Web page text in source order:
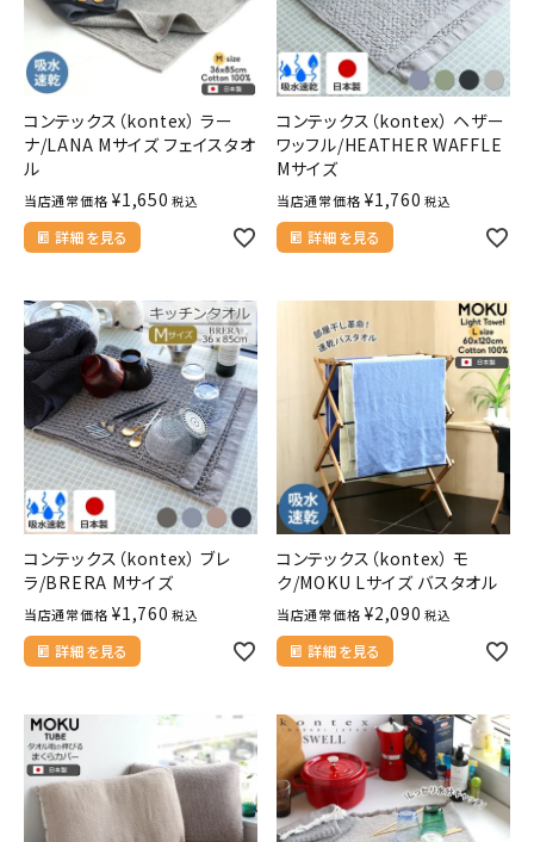
コンテックス（kontex） ラー
ナ/LANA Mサイズ フェイスタオ
ル
当店通常価格 ¥1,650 税込
詳細を見る
コンテックス（kontex） ヘザー
ワッフル/HEATHER WAFFLE
Mサイズ
当店通常価格 ¥1,760 税込
詳細を見る
コンテックス（kontex） ブレ
ラ/BRERA Mサイズ
当店通常価格 ¥1,760 税込
詳細を見る
コンテックス（kontex） モ
ク/MOKU Lサイズ バスタオル
当店通常価格 ¥2,090 税込
詳細を見る